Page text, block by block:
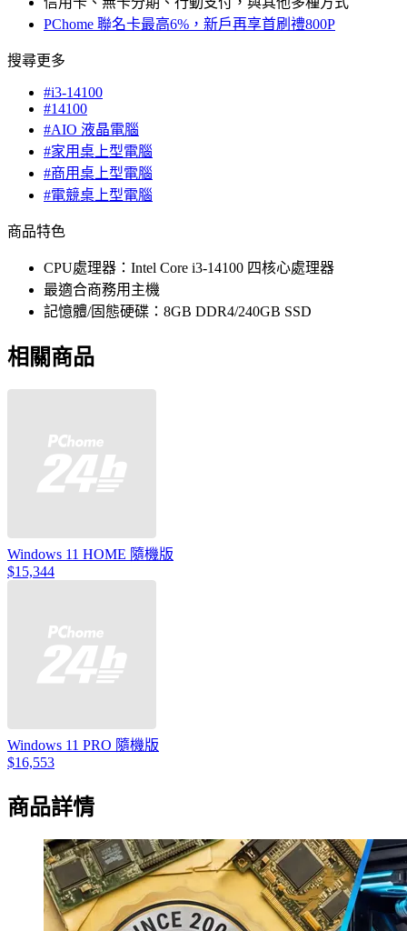
PChome 聯名卡最高6%，新戶再享首刷禮800P
搜尋更多
#i3-14100
#14100
#AIO 液晶電腦
#家用桌上型電腦
#商用桌上型電腦
#電競桌上型電腦
商品特色
CPU處理器：Intel Core i3-14100 四核心處理器
最適合商務用主機
記憶體/固態硬碟：8GB DDR4/240GB SSD
相關商品
Windows 11 HOME 隨機版
$15,344
Windows 11 PRO 隨機版
$16,553
商品詳情